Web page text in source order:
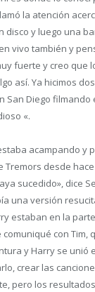
la atención
disco y luego una
vivo también y
fuerte y creo que
así. Ya hicimos
San Diego filmando
«.
acampando y
Tremors desde
sucedido», dice
una versión
estaban en la
con Tim,
y Harry se unió
crear las
pero los